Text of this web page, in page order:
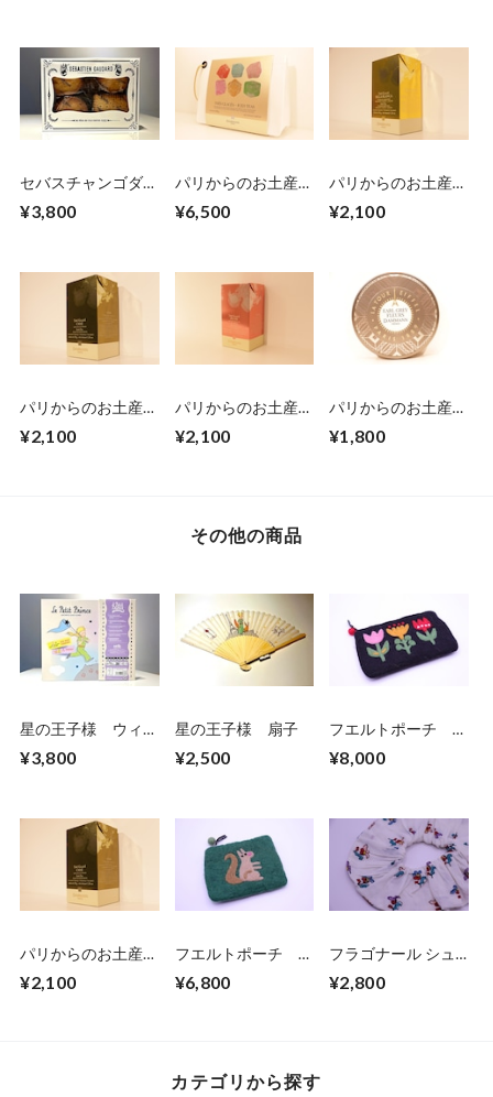
セバスチャンゴダー
わせ（小）
¥3,800
パリからのお土産
Frères アイスティー
¥6,500
パリからのお土産
Frères アイスティー
¥2,100
パリからのお土産
Frères アイスティー
¥2,100
パリからのお土産
Frères アイスティー
¥2,100
パリからのお土産
Frères 缶入アールグ
¥1,800
その他の商品
星の王子様 ウィー
¥3,800
星の王子様 扇子
¥2,500
フエルトポーチ お
¥8,000
パリからのお土産
Frères アイスティー
¥2,100
フエルトポーチ リ
¥6,800
フラゴナール シュ
¥2,800
カテゴリから探す